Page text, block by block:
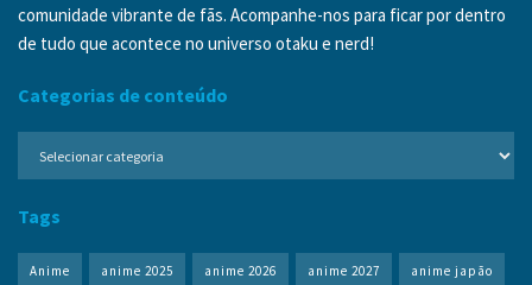
comunidade vibrante de fãs. Acompanhe-nos para ficar por dentro
de tudo que acontece no universo otaku e nerd!
Categorias de conteúdo
Tags
Anime anime 2025 anime 2026 anime 2027 anime japão